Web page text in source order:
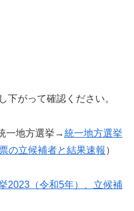
下がって確認ください。
一地方選挙→統一地方選挙
の立候補者と結果速報 ）
2023（令和5年）、立候補